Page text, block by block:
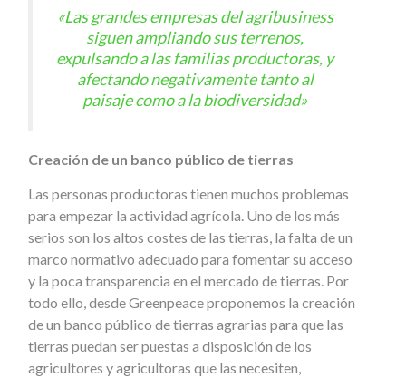
«Las grandes empresas del agribusiness
siguen ampliando sus terrenos,
expulsando a las familias productoras, y
afectando negativamente tanto al
paisaje como a la biodiversidad»
Creación de un banco público de tierras
Las personas productoras tienen muchos problemas
para empezar la actividad agrícola. Uno de los más
serios son los altos costes de las tierras, la falta de un
marco normativo adecuado para fomentar su acceso
y la poca transparencia en el mercado de tierras. Por
todo ello, desde Greenpeace proponemos la creación
de un banco público de tierras agrarias para que las
tierras puedan ser puestas a disposición de los
agricultores y agricultoras que las necesiten,